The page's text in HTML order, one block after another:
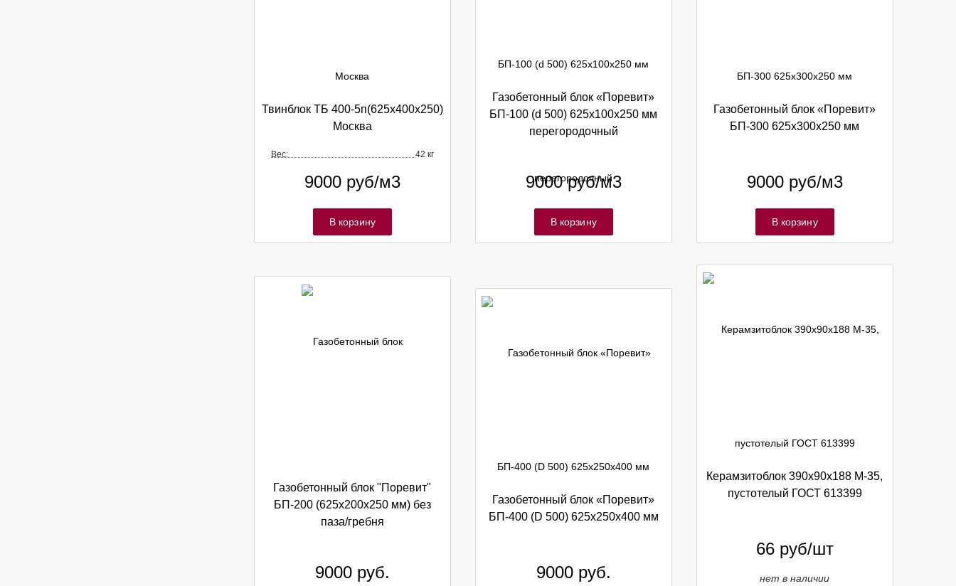
Твинблок ТБ 400-5п(625х400х250)
Москва
Вес: 42 кг
9000 руб/м3
В корзину
Газобетонный блок «Поревит»
БП-100 (d 500) 625х100х250 мм
перегородочный
9000 руб/м3
В корзину
Газобетонный блок «Поревит»
БП-300 625х300х250 мм
9000 руб/м3
В корзину
Газобетонный блок "Поревит"
БП-200 (625х200х250 мм) без
паза/гребня
9000 руб.
Газобетонный блок «Поревит»
БП-400 (D 500) 625x250x400 мм
9000 руб.
Керамзитоблок 390х90х188 М-35,
пустотелый ГОСТ 613399
66 руб/шт
нет в наличии